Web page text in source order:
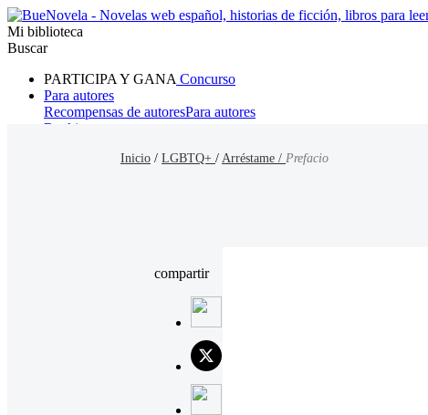
Mi biblioteca
Buscar
PARTICIPA Y GANA Concurso
Para autores
Recompensas de autoresPara autores
Ranking
Inicio / LGBTQ+ / Arréstame / Prefacio
compartir